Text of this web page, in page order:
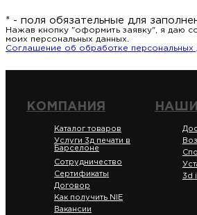
* - поля обязательные для
Нажав кнопку "оформить заявку", я даю
моих персональных данных.
Соглашение об обработке персональных
КОМПАНИЯ
Каталог товаров
Услуги 3д печати в
Барселоне
Сотрудничество
Сертификаты
Договор
Как получить NIE
Вакансии
3d